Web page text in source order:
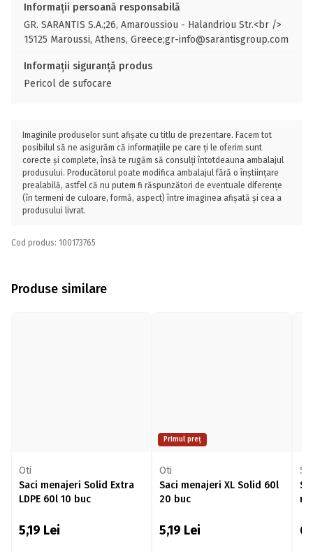
Informații persoană responsabilă
GR. SARANTIS S.A.;26, Amaroussiou - Halandriou Str.<br />
15125 Maroussi, Athens, Greece;gr-info@sarantisgroup.com
Informații siguranță produs
Pericol de sufocare
Imaginile produselor sunt afișate cu titlu de prezentare. Facem tot
posibilul să ne asigurăm că informațiile pe care ți le oferim sunt
corecte și complete, însă te rugăm să consulți întotdeauna ambalajul
produsului. Producătorul poate modifica ambalajul fără o înștiințare
prealabilă, astfel că nu putem fi răspunzători de eventuale diferențe
(în termeni de culoare, formă, aspect) între imaginea afișată și cea a
produsului livrat.
Cod produs: 100173765
Produse similare
Oti
Saci menajeri Solid Extra
LDPE 60l 10 buc
5,19 Lei
Primul preț
Oti
Saci menajeri XL Solid 60l
20 buc
5,19 Lei